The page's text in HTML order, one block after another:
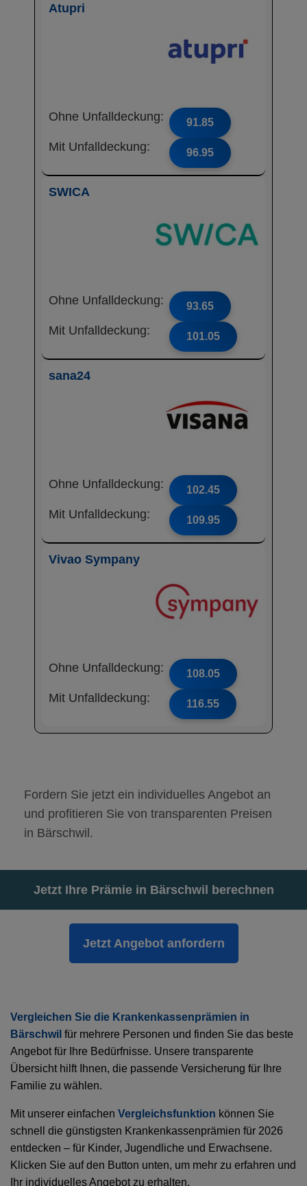
Atupri
Ohne Unfalldeckung: 91.85
Mit Unfalldeckung: 96.95
SWICA
Ohne Unfalldeckung: 93.65
Mit Unfalldeckung: 101.05
sana24
Ohne Unfalldeckung: 102.45
Mit Unfalldeckung: 109.95
Vivao Sympany
Ohne Unfalldeckung: 108.05
Mit Unfalldeckung: 116.55
Fordern Sie jetzt ein individuelles Angebot an
und profitieren Sie von transparenten Preisen
in Bärschwil.
Jetzt Ihre Prämie in Bärschwil berechnen
Jetzt Angebot anfordern
Vergleichen Sie die Krankenkassenprämien in
Bärschwil für mehrere Personen und finden Sie das beste
Angebot für Ihre Bedürfnisse. Unsere transparente
Übersicht hilft Ihnen, die passende Versicherung für Ihre
Familie zu wählen.
Mit unserer einfachen Vergleichsfunktion können Sie
schnell die günstigsten Krankenkassenprämien für 2026
entdecken – für Kinder, Jugendliche und Erwachsene.
Klicken Sie auf den Button unten, um mehr zu erfahren und
Ihr individuelles Angebot zu erhalten.